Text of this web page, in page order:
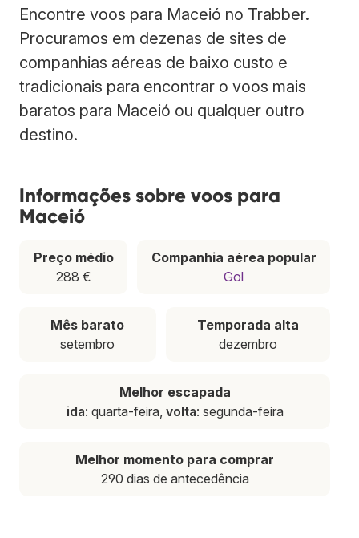
Encontre voos para Maceió no Trabber.
Procuramos em dezenas de sites de
companhias aéreas de baixo custo e
tradicionais para encontrar o voos mais
baratos para Maceió ou qualquer outro
destino.
Informações sobre voos para
Maceió
Preço médio
288 €
Companhia aérea popular
Gol
Mês barato
setembro
Temporada alta
dezembro
Melhor escapada
ida: quarta-feira, volta: segunda-feira
Melhor momento para comprar
290 dias de antecedência